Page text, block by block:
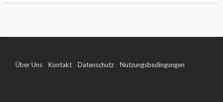
Über Uns Kontakt Datenschutz Nutzungsbedingungen